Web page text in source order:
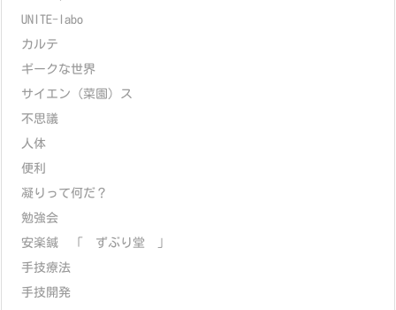
UNITE-labo
カルテ
ギークな世界
サイエン（菜園）ス
不思議
人体
便利
凝りって何だ？
勉強会
安楽鍼 「 ずぶり堂 」
手技療法
手技開発